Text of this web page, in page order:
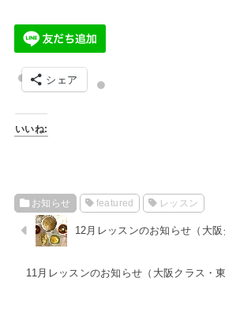
シェア
いいね:
お知らせ featured レッスン
12月レッスンのお知らせ（大阪
11月レッスンのお知らせ（大阪クラス・東